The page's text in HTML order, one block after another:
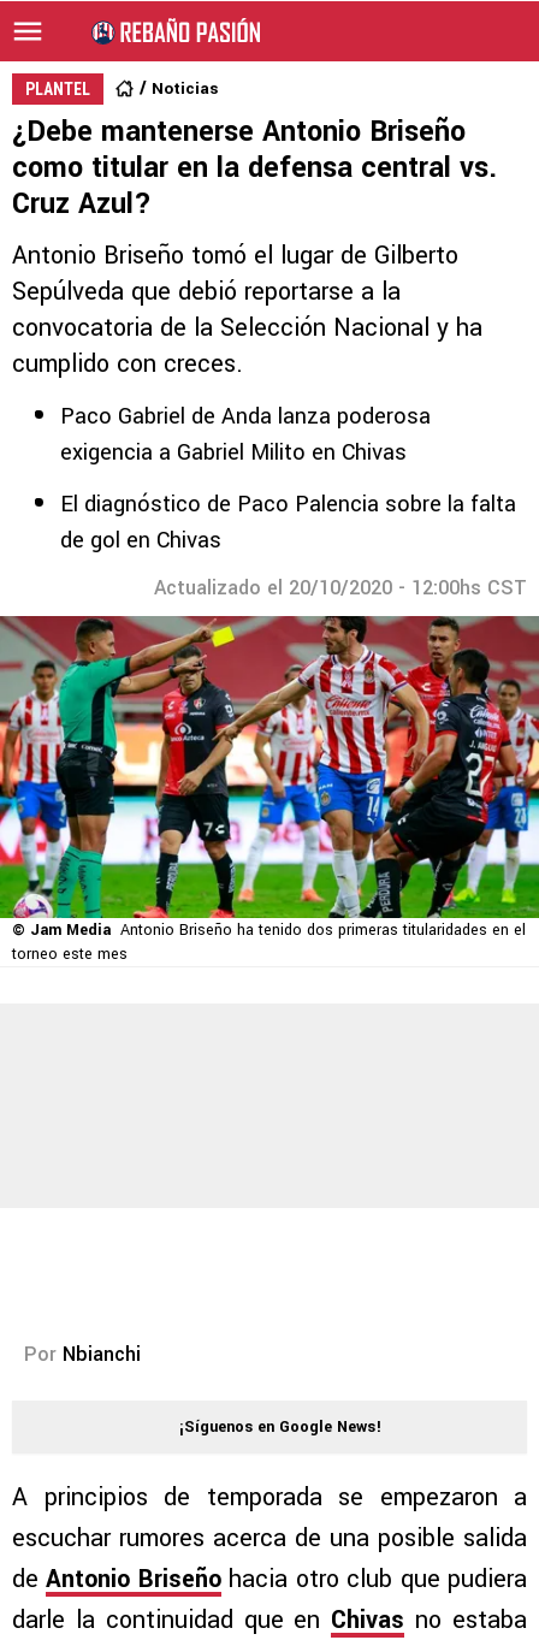
PLANTEL Noticias
¿Debe mantenerse Antonio Briseño
como titular en la defensa central vs.
Cruz Azul?
Antonio Briseño tomó el lugar de Gilberto
Sepúlveda que debió reportarse a la
convocatoria de la Selección Nacional y ha
cumplido con creces.
Paco Gabriel de Anda lanza poderosa
exigencia a Gabriel Milito en Chivas
El diagnóstico de Paco Palencia sobre la falta
de gol en Chivas
Actualizado el 20/10/2020 - 12:00hs CST
© Jam Media Antonio Briseño ha tenido dos primeras titularidades en el
torneo este mes
Por Nbianchi
¡Síguenos en Google News!
A principios de temporada se empezaron a
escuchar rumores acerca de una posible salida
deAntonio Briseñohacia otro club que pudiera
darle la continuidad que en Chivas no estaba